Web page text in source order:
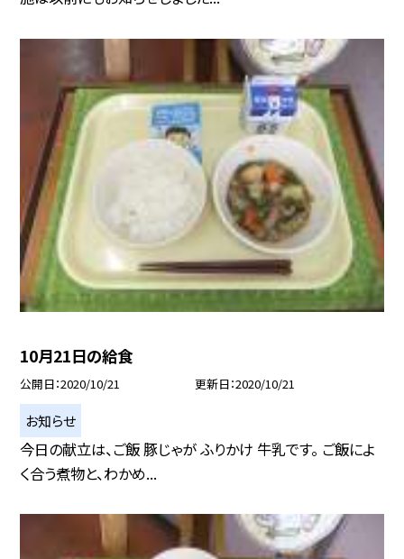
10月21日の給食
公開日 2020/10/21 更新日 2020/10/21
お知らせ
今日の献立は、ご飯 豚じゃが ふりかけ 牛乳です。 ご飯によ
く合う煮物と、わかめ...